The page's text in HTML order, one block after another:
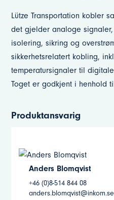
Lütze Transportation kobler
det gjelder analoge
isolering, sikring og
sikkerhetsrelatert kobling,
temperatursignaler til
Toget er godkjent i henhold
Produktansvarig
Anders Blomqvist
+46 (0)8-514 844 08
anders.blomqvist@inkom.se